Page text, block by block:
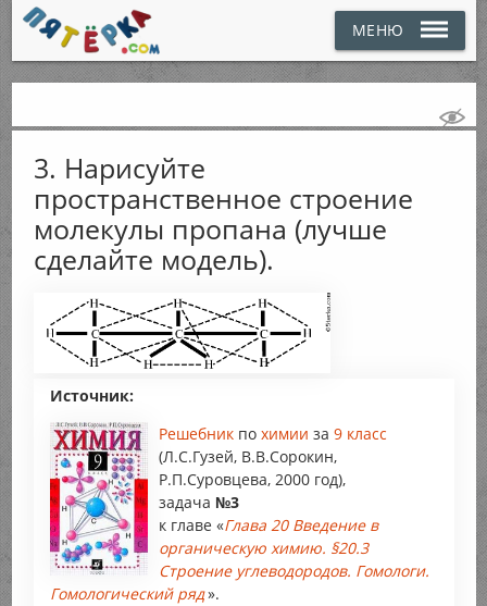
МЕНЮ
3. Нарисуйте
пространственное строение
молекулы пропана (лучше
сделайте модель).
Источник:
Решебник по химии за 9 класс
(Л.С.Гузей, В.В.Сорокин,
Р.П.Суровцева, 2000 год),
задача №3
к главе «Глава 20 Введение в
органическую химию. §20.3
Строение углеводородов. Гомологи.
Гомологический ряд».